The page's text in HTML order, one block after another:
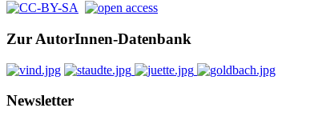
Zur AutorInnen-Datenbank
Newsletter